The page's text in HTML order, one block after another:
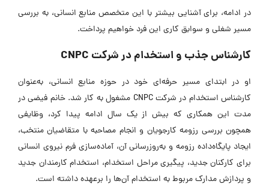
در ادامه، برای آشنایی بیشتر با این متخصص منابع انسانی، به بررسی
مسیر شغلی و سوابق کاری این فرد خواهیم پرداخت.
کارشناس جذب و استخدام در شرکت CNPC
او در ابتدای مسیر حرفه‌ای خود در حوزه منابع انسانی، به‌عنوان
کارشناس استخدام در شرکت CNPC مشغول به کار شد. خانم فیضی در
مدت این همکاری که بیش از یک سال ادامه پیدا کرد، وظایفی
همچون بررسی رزومه کارجویان و انجام مصاحبه با متقاضیان منتخب،
ایجاد پایگاه‌داده رزومه و به‌روزرسانی آن، آماده‌سازی فرم نیروی انسانی
برای کارکنان جدید، پیگیری مراحل استخدام، استخدام کارمندان جدید
و پردازش مدارک مربوط به استخدام آن‌ها را برعهده داشته است.